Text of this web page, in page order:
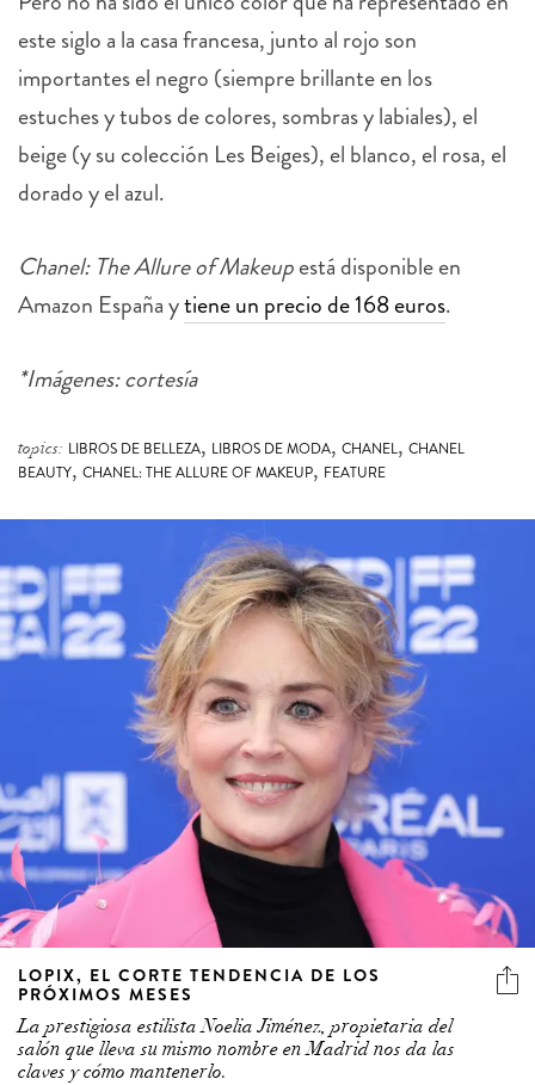
este siglo a la casa francesa, junto al rojo son
importantes el negro (siempre brillante en los
estuches y tubos de colores, sombras y labiales), el
beige (y su colección Les Beiges), el blanco, el rosa, el
dorado y el azul.
Chanel: The Allure of Makeupestá disponible en
Amazon España ytiene un precio de 168 euros.
*Imágenes: cortesía
topics: LIBROS DE BELLEZA, LIBROS DE MODA, CHANEL, CHANEL
BEAUTY, CHANEL: THE ALLURE OF MAKEUP, FEATURE
LOPIX, EL CORTE TENDENCIA DE LOS
PRÓXIMOS MESES
La prestigiosa estilista Noelia Jiménez, propietaria del
salón que lleva su mismo nombre en Madrid nos da las
claves y cómo mantenerlo.